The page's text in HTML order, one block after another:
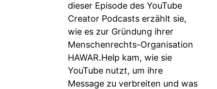
dieser Episode des YouTube
Creator Podcasts erzählt sie,
wie es zur Gründung ihrer
Menschenrechts-Organisation
HAWAR.Help kam, wie sie
YouTube nutzt, um ihre
Message zu verbreiten und was